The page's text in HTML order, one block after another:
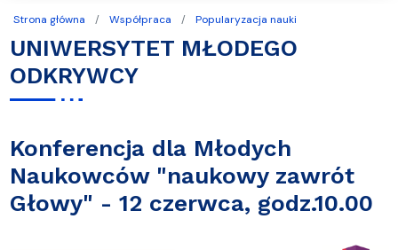
Strona główna Współpraca Popularyzacja nauki
UNIWERSYTET MŁODEGO
ODKRYWCY
Konferencja dla Młodych
Naukowców "naukowy zawrót
Głowy" - 12 czerwca, godz.10.00